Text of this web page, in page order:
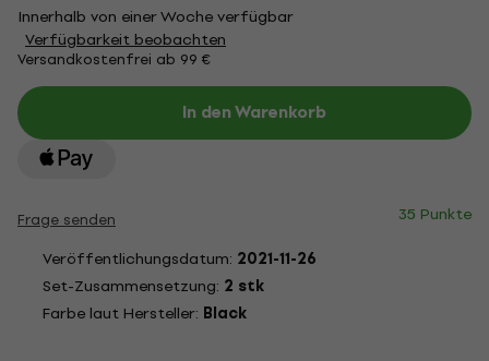
Innerhalb von einer Woche verfügbar
Verfügbarkeit beobachten
Versandkostenfrei ab 99 €
In den Warenkorb
Frage senden
35 Punkte
Veröffentlichungsdatum: 2021-11-26
Set-Zusammensetzung: 2 stk
Farbe laut Hersteller: Black